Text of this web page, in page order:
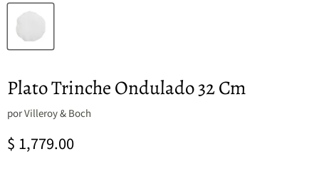
Plato Trinche Ondulado 32 Cm
porVilleroy & Boch
Precio actual
$ 1,779.00